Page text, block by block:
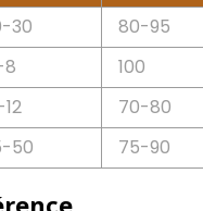
30
80-95
100
70-80
50 75-90